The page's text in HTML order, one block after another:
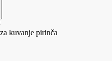
kuvanje pirinča